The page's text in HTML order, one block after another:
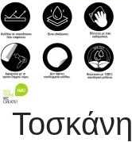
Τοσκάνη